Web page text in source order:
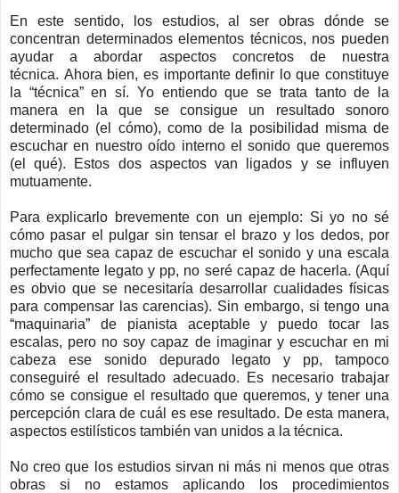
En este sentido, los estudios, al ser obras dónde se
concentran determinados elementos técnicos, nos pueden
ayudar a abordar aspectos concretos de nuestra
técnica. Ahora bien, es importante definir lo que constituye
la “técnica”en sí. Yo entiendo que se trata tanto de la
manera en la que se consigue un resultado sonoro
determinado (el cómo), como de la posibilidad misma de
escuchar en nuestro oído interno el sonido que queremos
(el qué). Estos dos aspectos van ligados y se influyen
mutuamente.
Para explicarlo brevemente con un ejemplo: Si yo no sé
cómo pasar el pulgar sin tensar el brazo y los dedos, por
mucho que sea capaz de escuchar el sonido y una escala
perfectamente legatoy pp, no seré capaz de hacerla. (Aquí
es obvio que se necesitaría desarrollar cualidades físicas
para compensar las carencias). Sin embargo, si tengo una
“maquinaria” de pianista aceptable y puedo tocar las
escalas, pero no soy capaz de imaginar y escuchar en mi
cabeza ese sonido depurado
legato y pp, tampoco
conseguiré el resultado adecuado. Es necesario trabajar
cómo se consigue el resultado que queremos, y tener una
percepción clara de cuál es ese resultado. De esta manera,
aspectos estilísticos también van unidos a la técnica.
No creo que los estudios sirvan ni más ni menos que otras
obras si no estamos aplicando los procedimientos